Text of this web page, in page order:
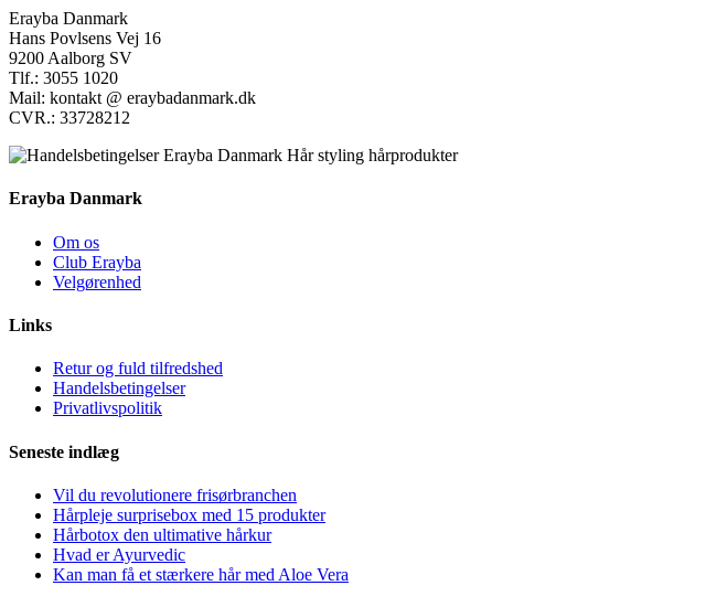
Erayba Danmark
Hans Povlsens Vej 16
9200 Aalborg SV
Tlf.: 3055 1020
Mail: kontakt @ eraybadanmark.dk
CVR.: 33728212
Erayba Danmark
Om os
Club Erayba
Velgørenhed
Links
Retur og fuld tilfredshed
Handelsbetingelser
Privatlivspolitik
Seneste indlæg
Vil du revolutionere frisørbranchen
Hårpleje surprisebox med 15 produkter
Hårbotox den ultimative hårkur
Hvad er Ayurvedic
Kan man få et stærkere hår med Aloe Vera